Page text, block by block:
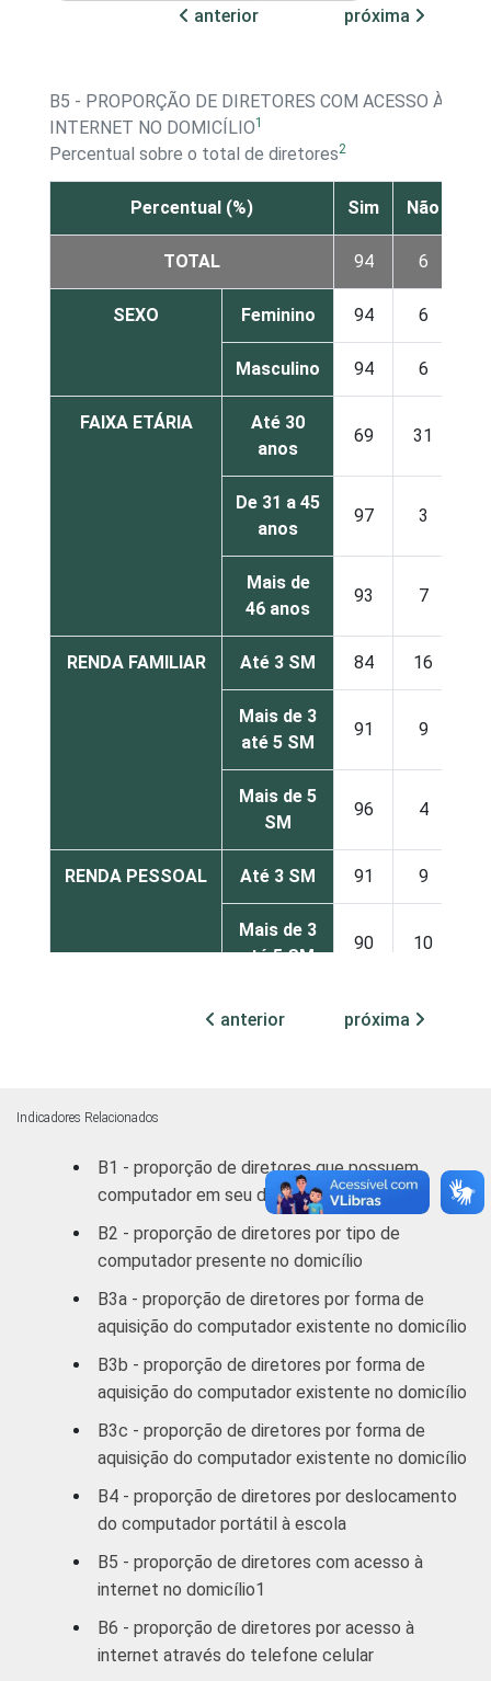
anterior
próxima
B5 - PROPORÇÃO DE DIRETORES COM ACESSO À
INTERNET NO DOMICÍLIO1
Percentual sobre o total de diretores2
Percentual (%) Sim Não
TOTAL 94 6
SEXO Feminino 94 6
Masculino 94 6
FAIXA ETÁRIA
Até 30
anos
69 31
De 31 a 45
anos
97 3
Mais de
46 anos
93 7
RENDA FAMILIAR Até 3 SM 84 16
Mais de 3
até 5 SM
91 9
Mais de 5
SM
96 4
RENDA PESSOAL Até 3 SM 91 9
Mais de 3
até 5 SM
90 10
Mais de 5
98 2
Nordeste 91
Sudeste 95
Sul 96 4
DEPENDÊNCIA
ADMINISTRATIVA
Pública
Municipal
91 9
Pública
Estadual
97 3
Total -
Particular
COMPUTADOR
Tem 95
anterior próxima
Indicadores Relacionados
B1 - proporção de diretores que possuem
computador em seu domicílio
B2 - proporção de diretores por tipo de
computador presente no domicílio
B3a - proporção de diretores por forma de
aquisição do computador existente no domicílio
B3b - proporção de diretores por forma de
aquisição do computador existente no domicílio
B3c - proporção de diretores por forma de
aquisição do computador existente no domicílio
B4 - proporção de diretores por deslocamento
do computador portátil à escola
B5 - proporção de diretores com acesso à
internet no domicílio1
B6 - proporção de diretores por acesso à
internet através do telefone celular